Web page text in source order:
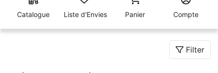
Catalogue Liste d'Envies Panier Compte
Filter